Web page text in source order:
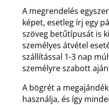
A megrendelés
képet, esetleg írj egy
szöveg betűtípusát is
személyes átvétel
szállítással 1-3 nap
személyre szabott
A bögrét a
használja, és így